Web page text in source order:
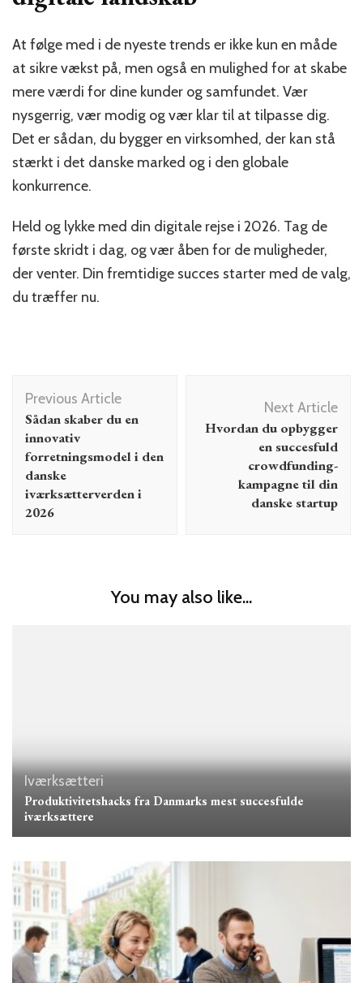
At følge med i de nyeste trends er ikke kun en måde
at sikre vækst på, men også en mulighed for at skabe
mere værdi for dine kunder og samfundet. Vær
nysgerrig, vær modig og vær klar til at tilpasse dig.
Det er sådan, du bygger en virksomhed, der kan stå
stærkt i det danske marked og i den globale
konkurrence.
Held og lykke med din digitale rejse i 2026. Tag de
første skridt i dag, og vær åben for de muligheder,
der venter. Din fremtidige succes starter med de valg,
du træffer nu.
Post
Navigation
Previous Article
Sådan skaber du en
innovativ
forretningsmodel i den
danske
iværksætterverden i
2026
Next Article
Hvordan du opbygger
en succesfuld
crowdfunding-
kampagne til din
danske startup
You may also like...
Iværksætteri
Produktivitetshacks fra Danmarks mest succesfulde
iværksættere